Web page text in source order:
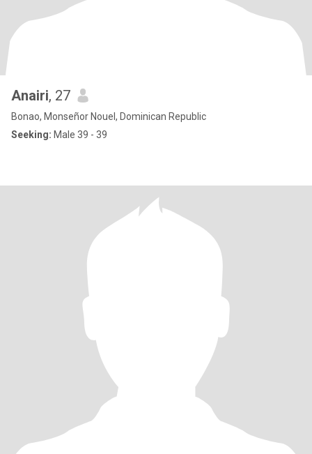
Anairi, 27
Bonao, Monseñor Nouel, Dominican Republic
Seeking: Male 39 - 39